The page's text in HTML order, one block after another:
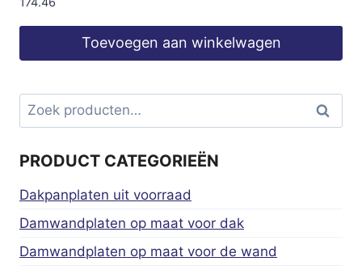
Toevoegen aan winkelwagen
Zoeken
naar:
Zoeken
PRODUCT CATEGORIEËN
Dakpanplaten uit voorraad
Damwandplaten op maat voor dak
Damwandplaten op maat voor de wand